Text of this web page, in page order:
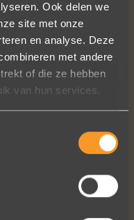
Ook delen we
site met onze
en analyse. Deze
met andere
of die ze hebben
van hun services.
de ring is
maakt mijn
??
voor dit
voor jullie